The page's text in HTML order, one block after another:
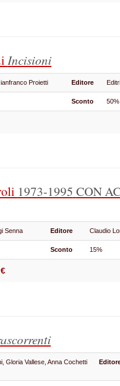
Incisioni
Proietti Editore
Sconto 50%
1973-1995 CON
Senna Editore Claudio
Sconto 15%
Gloria Vallese, Anna Cochetti